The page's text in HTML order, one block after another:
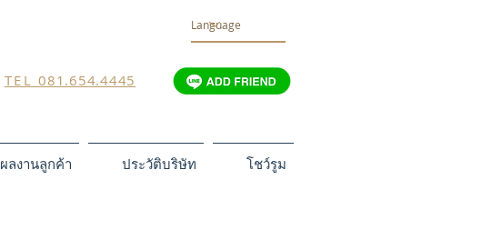
TEL 081.654.4445
ผลงานลูกค้า ประวัติบริษัท โชว์รูม